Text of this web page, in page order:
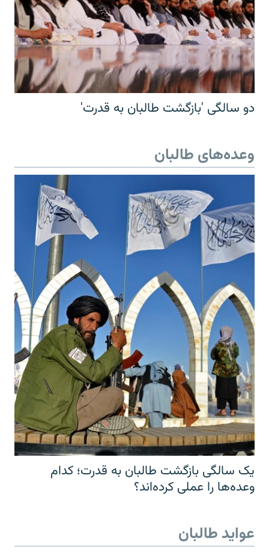
دو سالگی 'بازگشت طالبان به قدرت'
وعده‌های طالبان
یک سالگی بازگشت طالبان به قدرت؛ کدام
وعده‌ها را عملی کرده‌اند؟
عواید طالبان